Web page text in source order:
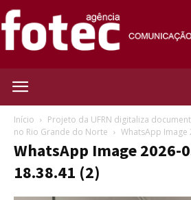
Fotec
Início
Projeto da UFRN digitaliza
no Rio Grande do Norte
WhatsApp Image
WhatsApp Image 2026-
18.38.41 (2)